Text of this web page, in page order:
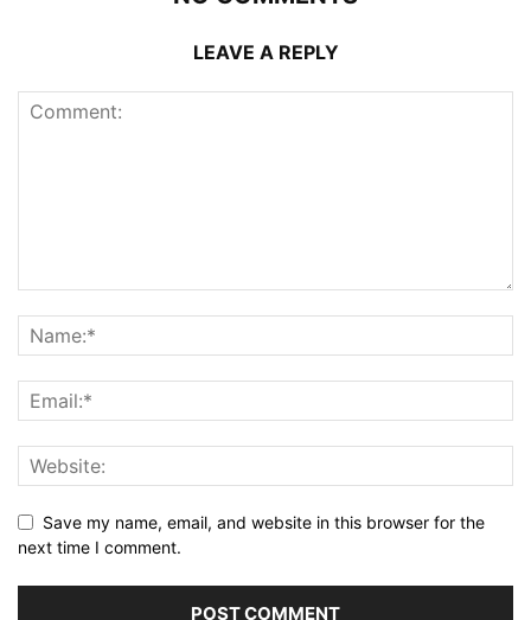
LEAVE A REPLY
Save my name, email, and website in this browser for the
next time I comment.